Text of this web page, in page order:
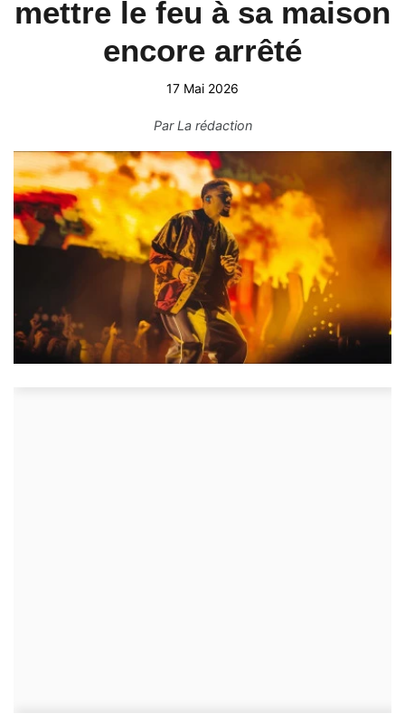
mettre le feu à sa maison
encore arrêté
17 Mai 2026
ParLa rédaction